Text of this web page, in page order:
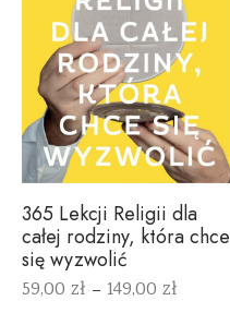
365 Lekcji Religii dla
całej rodziny, która chce
się wyzwolić
59,00 zł – 149,00 zł